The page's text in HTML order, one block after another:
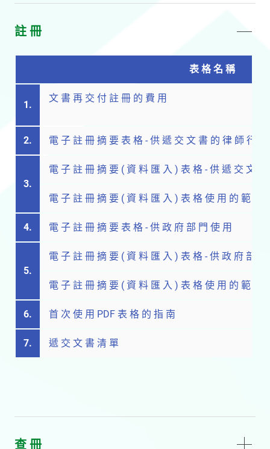
註 冊
表 格 名 稱
1.
文 書 再 交 付 註 冊 的 費 用
2. 電 子 註 冊 摘 要 表 格 -供 遞 交 文 書 的 律 師 行 使
3.
電 子 註 冊 摘 要 ( 資 料 匯 入 ) 表 格 -供 遞 交 文 書
電 子 註 冊 摘 要 ( 資 料 匯 入 ) 表 格 使 用 的 範 本
4. 電 子 註 冊 摘 要 表 格 - 供 政 府 部 門 使 用
5.
電 子 註 冊 摘 要 ( 資 料 匯 入 ) 表 格 - 供 政 府 部 門
電 子 註 冊 摘 要 ( 資 料 匯 入 ) 表 格 使 用 的 範 本
6. 首 次 使 用 PDF 表 格 的 指 南
7. 遞 交 文 書 清 單
查 冊